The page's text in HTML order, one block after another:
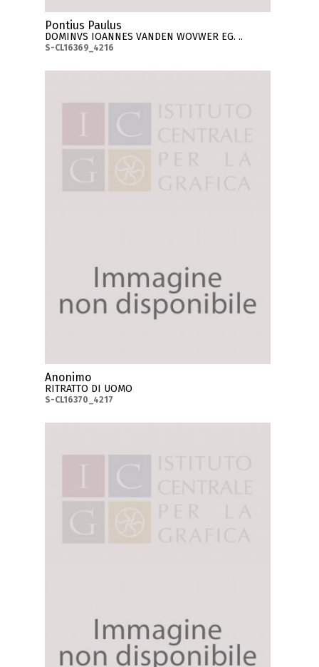
Pontius Paulus
DOMINVS IOANNES VANDEN WOVWER EG. ..
S-CL16369_4216
Anonimo
RITRATTO DI UOMO
S-CL16370_4217